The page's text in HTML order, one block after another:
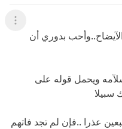
عرض
بدوري أن
ويحمل قوله على
سبيلا
ورد(إلتمس لأخيك ٍسـ70ـبعين عذرا ..فإن لم تجد فاتهم